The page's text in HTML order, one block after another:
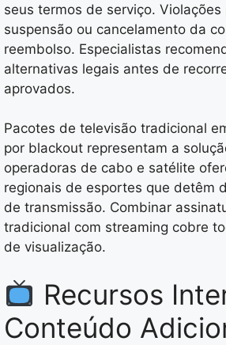
seus termos de serviço.
suspensão ou cancelamento da
reembolso. Especialistas
alternativas legais antes de
aprovados.
Pacotes de televisão tradicional
por blackout representam a
operadoras de cabo e satélite
regionais de esportes que detêm
de transmissão. Combinar
tradicional com streaming cobre
de visualização.
Recursos
Conteúdo